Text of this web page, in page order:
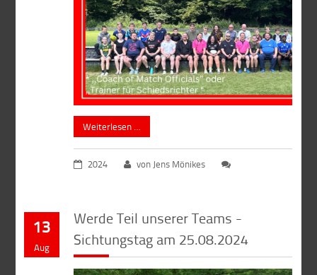
Weiterlesen …
2024 von Jens Mönikes
13
Aug
Werde Teil unserer Teams -
Sichtungstag am 25.08.2024